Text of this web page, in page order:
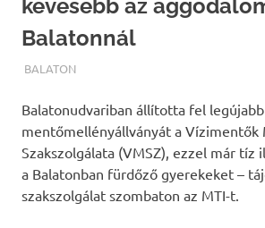
kevesebb az
Balatonnál
TERMALFURDOK.COM
BALATON
Balatonudvariban állította fel legújabb
mentőmellényállványát a Vízimentők
Szakszolgálata (VMSZ), ezzel már tíz
a Balatonban fürdőző gyerekeket –
szakszolgálat szombaton az MTI-t.